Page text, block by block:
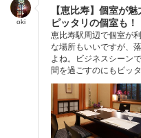
oki
【恵比寿】個室が
ピッタリの個室も！
恵比寿駅周辺で個室が
な場所もいいですが、
よね。ビジネスシーン
間を過ごすのにもピッタ